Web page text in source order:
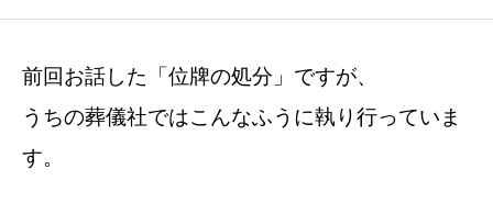
前回お話した「位牌の処分」ですが、
うちの葬儀社ではこんなふうに執り行っていま
す。